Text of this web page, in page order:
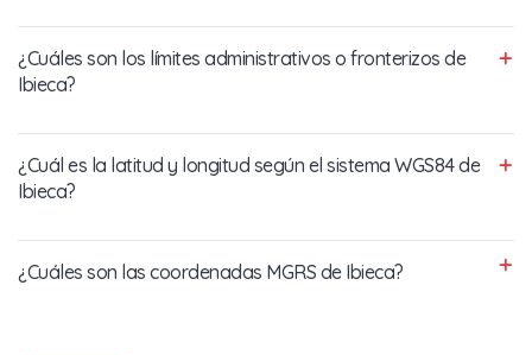
¿Cuáles son los límites administrativos o fronterizos de
Ibieca?
¿Cuál es la latitud y longitud según el sistema WGS84 de
Ibieca?
¿Cuáles son las coordenadas MGRS de Ibieca?